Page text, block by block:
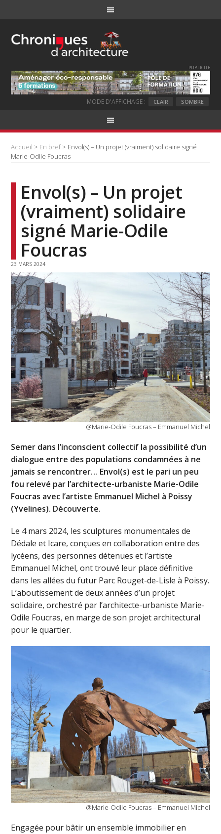
PUBLICITE
MODE D'AFFICHAGE : CLAIR SOMBRE
Accueil > En bref > Envol(s) – Un projet (vraiment) solidaire signé
Marie-Odile Foucras
Envol(s) – Un projet
(vraiment) solidaire
signé Marie-Odile
Foucras
23 MARS 2024
@Marie-Odile Foucras – Emmanuel Michel
Semer dans l’inconscient collectif la possibilité d’un
dialogue entre des populations condamnées à ne
jamais se rencontrer… Envol(s) est le pari un peu
fou relevé par l’architecte-urbaniste Marie-Odile
Foucras avec l’artiste Emmanuel Michel à Poissy
(Yvelines). Découverte.
Le 4 mars 2024, les sculptures monumentales de
Dédale et Icare, conçues en collaboration entre des
lycéens, des personnes détenues et l’artiste
Emmanuel Michel, ont trouvé leur place définitive
dans les allées du futur Parc Rouget-de-Lisle à Poissy.
L’aboutissement de deux années d’un projet
solidaire, orchestré par l’architecte-urbaniste Marie-
Odile Foucras, en marge de son projet architectural
pour le quartier.
@Marie-Odile Foucras – Emmanuel Michel
Engagée pour bâtir un ensemble immobilier en